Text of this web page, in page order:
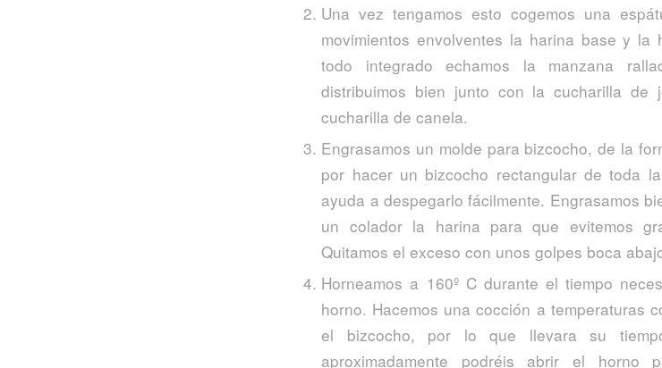
Una vez tengamos esto cogemos una
movimientos envolventes la harina base y la
todo integrado echamos la manzana
distribuimos bien junto con la cucharilla
cucharilla de canela.
Engrasamos un molde para bizcocho, de la
por hacer un bizcocho rectangular de toda
ayuda a despegarlo fácilmente. Engrasamos
un colador la harina para que evitemos
Quitamos el exceso con unos golpes boca
Horneamos a 160º C durante el tiempo
horno. Hacemos una cocción a temperaturas
el bizcocho, por lo que llevara su
aproximadamente podréis abrir el